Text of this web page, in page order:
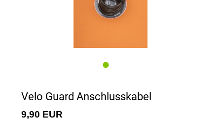
Velo Guard Anschlusskabel
9,90 EUR